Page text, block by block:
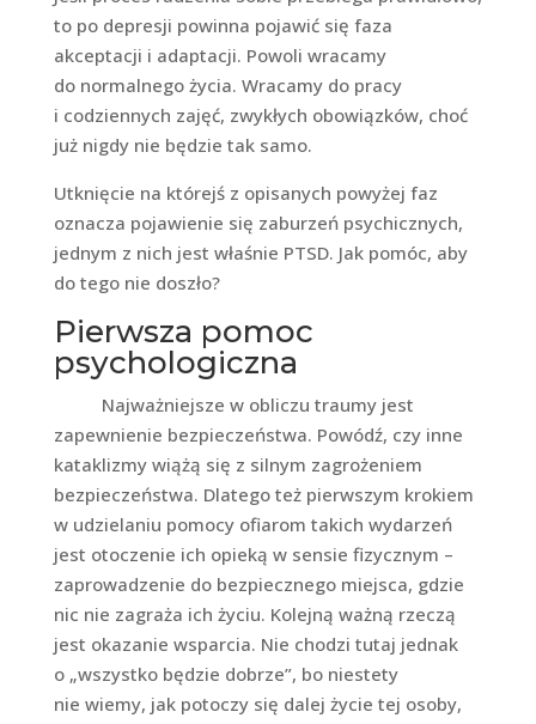
to po depresji powinna pojawić się faza
akceptacji i adaptacji. Powoli wracamy
do normalnego życia. Wracamy do pracy
i codziennych zajęć, zwykłych obowiązków, choć
już nigdy nie będzie tak samo.
Utknięcie na którejś z opisanych powyżej faz
oznacza pojawienie się zaburzeń psychicznych,
jednym z nich jest właśnie PTSD. Jak pomóc, aby
do tego nie doszło?
Pierwsza pomoc
psychologiczna
Najważniejsze w obliczu traumy jest
zapewnienie bezpieczeństwa. Powódź, czy inne
kataklizmy wiążą się z silnym zagrożeniem
bezpieczeństwa. Dlatego też pierwszym krokiem
w udzielaniu pomocy ofiarom takich wydarzeń
jest otoczenie ich opieką w sensie fizycznym –
zaprowadzenie do bezpiecznego miejsca, gdzie
nic nie zagraża ich życiu. Kolejną ważną rzeczą
jest okazanie wsparcia. Nie chodzi tutaj jednak
o „wszystko będzie dobrze”, bo niestety
nie wiemy, jak potoczy się dalej życie tej osoby,